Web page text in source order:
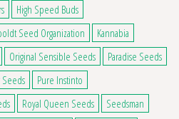
High Speed Buds
Seed Organization
Kannabia
Original Sensible Seeds
Paradise Seeds
Pure Instinto
Royal Queen Seeds
Seedsman